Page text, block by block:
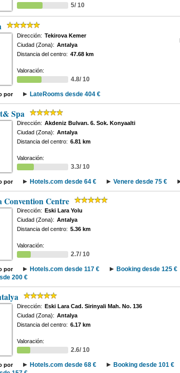
5/ 10
Dirección: Tekirova Kemer
Ciudad (Zona): Antalya
Distancia del centro: 47.68 km
Valoración:
4.8/ 10
por LateRooms desde 404 €
Spa
Dirección: Akdeniz Bulvarı. 6. Sok. Konyaalti
Ciudad (Zona): Antalya
Distancia del centro: 6.81 km
Valoración:
3.3/ 10
por Hotels.com desde 64 € Venere desde 75 €
Convention Centre
Dirección: Eski Lara Yolu
Ciudad (Zona): Antalya
Distancia del centro: 5.36 km
Valoración:
2.7/ 10
por Hotels.com desde 117 € Booking desde 125 €
200 €
Dirección: Eski Lara Cad. Sirinyali Mah. No. 136
Ciudad (Zona): Antalya
Distancia del centro: 6.17 km
Valoración:
2.6/ 10
por Hotels.com desde 68 € Booking desde 101 €